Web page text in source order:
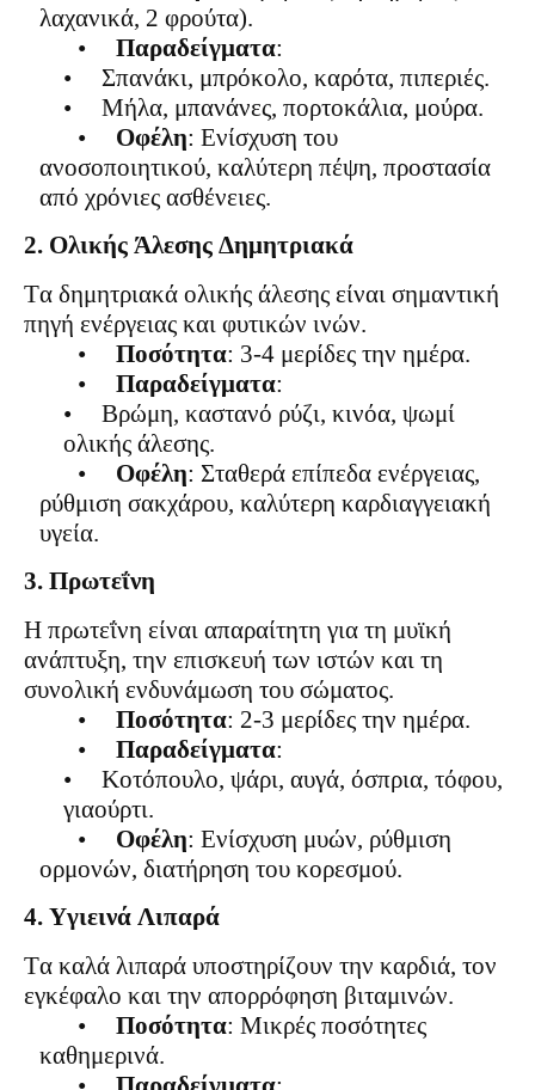
λαχανικά, 2 φρούτα).
•
Παραδείγματα:
•
Σπανάκι, μπρόκολο, καρότα, πιπεριές.
•
Μήλα, μπανάνες, πορτοκάλια, μούρα.
•
Οφέλη: Ενίσχυση του
ανοσοποιητικού, καλύτερη πέψη, προστασία
από χρόνιες ασθένειες.
2. Ολικής Άλεσης Δημητριακά
Τα δημητριακά ολικής άλεσης είναι σημαντική
πηγή ενέργειας και φυτικών ινών.
•
Ποσότητα: 3-4 μερίδες την ημέρα.
•
Παραδείγματα:
•
Βρώμη, καστανό ρύζι, κινόα, ψωμί
ολικής άλεσης.
•
Οφέλη: Σταθερά επίπεδα ενέργειας,
ρύθμιση σακχάρου, καλύτερη καρδιαγγειακή
υγεία.
3. Πρωτεΐνη
Η πρωτεΐνη είναι απαραίτητη για τη μυϊκή
ανάπτυξη, την επισκευή των ιστών και τη
συνολική ενδυνάμωση του σώματος.
•
Ποσότητα: 2-3 μερίδες την ημέρα.
•
Παραδείγματα:
•
Κοτόπουλο, ψάρι, αυγά, όσπρια, τόφου,
γιαούρτι.
•
Οφέλη: Ενίσχυση μυών, ρύθμιση
ορμονών, διατήρηση του κορεσμού.
4. Υγιεινά Λιπαρά
Τα καλά λιπαρά υποστηρίζουν την καρδιά, τον
εγκέφαλο και την απορρόφηση βιταμινών.
•
Ποσότητα: Μικρές ποσότητες
καθημερινά.